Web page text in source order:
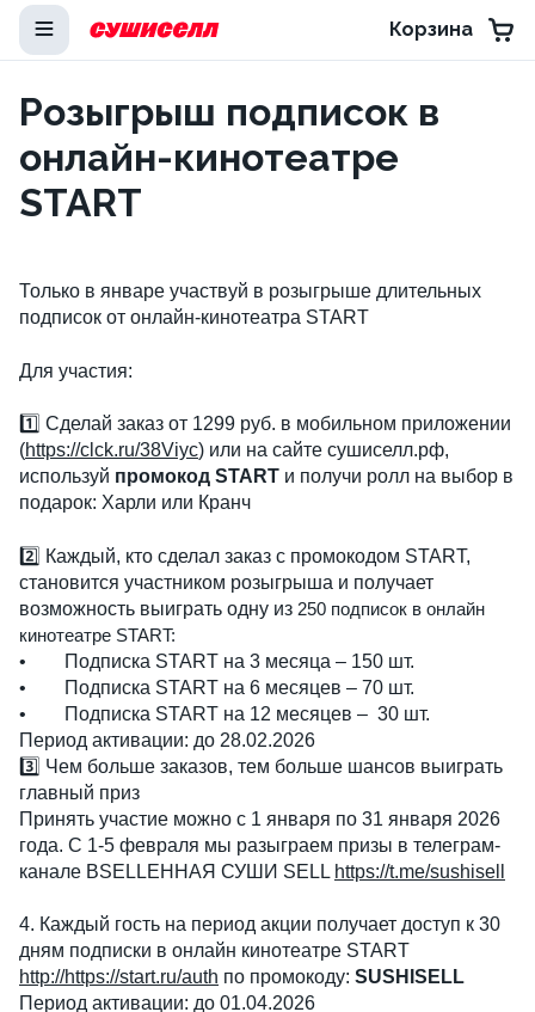
Корзина
Розыгрыш подписок в
онлайн-кинотеатре
START
Только в январе участвуй в розыгрыше длительных
подписок от онлайн-кинотеатра START
Для участия:
1️⃣ Сделай заказ от 1299 руб. в мобильном приложении
(https://clck.ru/38Viyc) или на сайте сушиселл.рф,
используй промокод START и получи ролл на выбор в
подарок: Харли или Кранч
2️⃣ Каждый, кто сделал заказ с промокодом START,
становится участником розыгрыша и получает
возможность выиграть одну из 250 подписок в онлайн
кинотеатре START:
•
Подписка START на 3 месяца – 150 шт.
•
Подписка START на 6 месяцев – 70 шт.
•
Подписка START на 12 месяцев – 30 шт.
Период активации: до 28.02.2026
3️⃣ Чем больше заказов, тем больше шансов выиграть
главный приз
Принять участие можно с 1 января по 31 января 2026
года. С 1-5 февраля мы разыграем призы в телеграм-
канале ВSELLЕННАЯ СУШИ SELL https://t.me/sushisell
4. Каждый гость на период акции получает доступ к 30
дням подписки в онлайн кинотеатре START
http://https://start.ru/auth по промокоду: SUSHISELL
Период активации: до 01.04.2026